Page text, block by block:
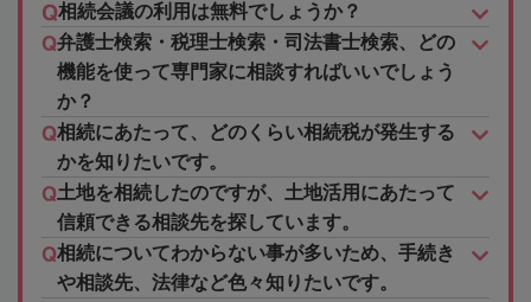
相続会議の利用は無料でしょうか？
弁護士検索・税理士検索・司法書士検索、どの
機能を使って専門家に相談すればいいでしょう
か？
相続にあたって、どのくらい相続税が発生する
かを知りたいです。
土地を相続したのですが、土地活用にあたって
信頼できる相談先を探しています。
相続についてわからない事が多いため、手続き
や相談先、法律など色々知りたいです。